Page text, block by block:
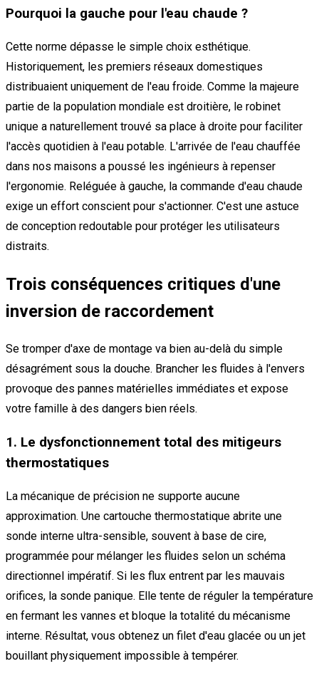
Pourquoi la gauche pour l'eau chaude ?
Cette norme dépasse le simple choix esthétique.
Historiquement, les premiers réseaux domestiques
distribuaient uniquement de l'eau froide. Comme la majeure
partie de la population mondiale est droitière, le robinet
unique a naturellement trouvé sa place à droite pour faciliter
l'accès quotidien à l'eau potable. L'arrivée de l'eau chauffée
dans nos maisons a poussé les ingénieurs à repenser
l'ergonomie. Reléguée à gauche, la commande d'eau chaude
exige un effort conscient pour s'actionner. C'est une astuce
de conception redoutable pour protéger les utilisateurs
distraits.
Trois conséquences critiques d'une
inversion de raccordement
Se tromper d'axe de montage va bien au-delà du simple
désagrément sous la douche. Brancher les fluides à l'envers
provoque des pannes matérielles immédiates et expose
votre famille à des dangers bien réels.
1. Le dysfonctionnement total des mitigeurs
thermostatiques
La mécanique de précision ne supporte aucune
approximation. Une cartouche thermostatique abrite une
sonde interne ultra-sensible, souvent à base de cire,
programmée pour mélanger les fluides selon un schéma
directionnel impératif. Si les flux entrent par les mauvais
orifices, la sonde panique. Elle tente de réguler la température
en fermant les vannes et bloque la totalité du mécanisme
interne. Résultat, vous obtenez un filet d'eau glacée ou un jet
bouillant physiquement impossible à tempérer.